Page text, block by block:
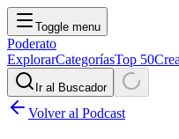
Toggle menu
Poderato
ExplorarCategoríasTop 50
Ir al Buscador
Volver al Podcast